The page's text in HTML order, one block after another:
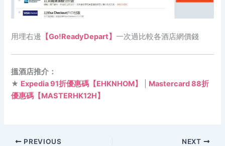
用埋右邊 【Go!ReadyDepart】一次過比較各酒店網價錢
搵酒店推介：
★ Expedia 91折優惠碼【EHKNHOM】
Mastercard 88折
優惠碼【MASTERHK12H】
PREVIOUS NEXT